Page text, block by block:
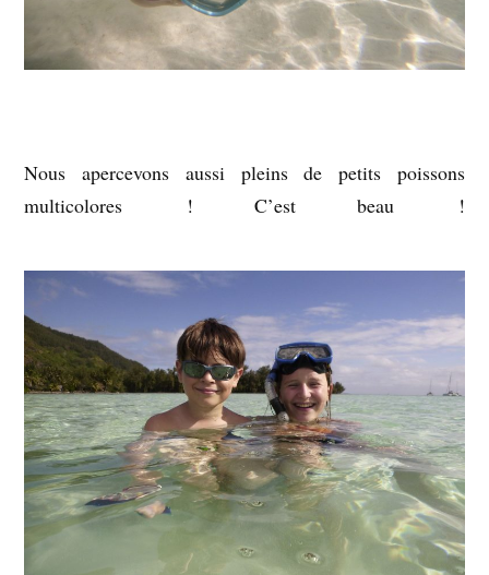
Nous apercevons aussi pleins de petits poissons
multicolores ! C’est beau !